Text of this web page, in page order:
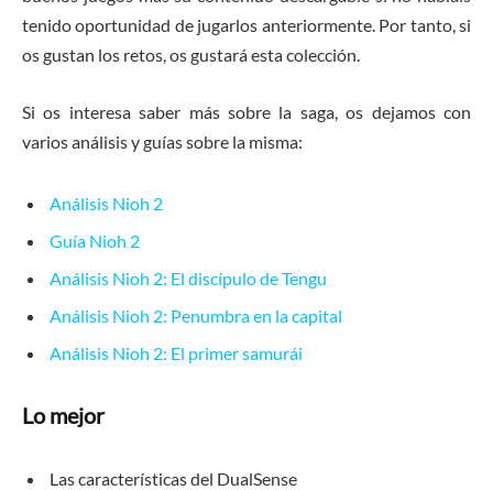
tenido oportunidad de jugarlos anteriormente. Por tanto, si
os gustan los retos, os gustará esta colección.
Si os interesa saber más sobre la saga, os dejamos con
varios análisis y guías sobre la misma:
Análisis Nioh 2
Guía Nioh 2
Análisis Nioh 2: El discípulo de Tengu
Análisis Nioh 2: Penumbra en la capital
Análisis Nioh 2: El primer samurái
Lo mejor
Las características del DualSense